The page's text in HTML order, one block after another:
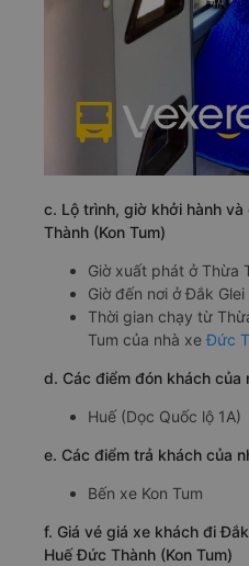
c. Lộ trình, giờ khởi hành
Thành (Kon Tum)
Giờ xuất phát ở Thừa
Giờ đến nơi ở Đắk
Thời gian chạy từ
Tum của nhà xeĐức
d. Các điểm đón khách của
Huế (Dọc Quốc lộ 1A)
e. Các điểm trả khách của
Bến xe Kon Tum
f. Giá vé giá xe khách đi
Huế Đức Thành (Kon Tum)